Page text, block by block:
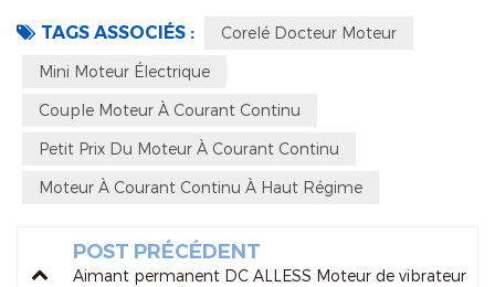
TAGS ASSOCIÉS : Corelé Docteur Moteur
Mini Moteur Électrique
Couple Moteur À Courant Continu
Petit Prix Du Moteur À Courant Continu
Moteur À Courant Continu À Haut Régime
POST PRÉCÉDENT
Aimant permanent DC ALLESS Moteur de vibrateur